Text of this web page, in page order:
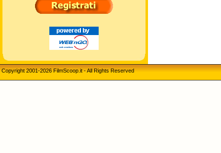
Copyright 2001-2026 FilmScoop.it - All Rights Reserved